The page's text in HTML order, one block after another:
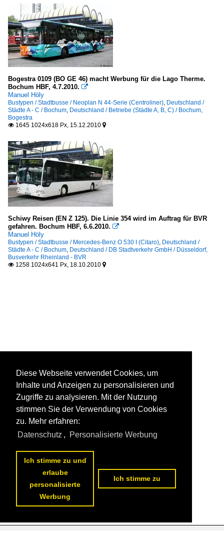
Bogestra 0109 (BO GE 46) macht Werbung für die Lago Therme.
Bochum HBF, 4.7.2010. 
Manuel Höly
Bustypen / Stadtbusse / Neoplan N 44-Serie (Centroliner), Deutschland /
Städte A - C / Bochum, Deutschland / Betriebe (Städte A, B, C) / Bochum,
Bogestra
 1645 1024x618 Px, 15.12.2010 
Schiwy Reisen (EN Z 125). Die Linie 354 wird im Auftrag für BVR
gefahren. Bochum HBF, 6.6.2010. 
Manuel Höly
Bustypen / Stadtbusse / Mercedes-Benz O 530 I (Citaro), Deutschland /
Städte A - C / Bochum, Deutschland / DB Stadtverkehr GmbH / Düsseldorf,
Busverkehr Rheinland - BVR
 1258 1024x641 Px, 18.10.2010 
Diese Webseite verwendet Cookies, um
Inhalte und Anzeigen zu personalisieren und
Zugriffe zu analysieren. Mit der Nutzung
stimmen Sie der Verwendung von Cookies
zu. Mehr erfahren:
Datenschutz , Personalisierte Werbung
Ich stimme zu und
erlaube
personalisierte
Werbung
Ich stimme zu